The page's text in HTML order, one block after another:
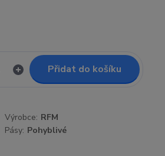
Přidat do košíku
Výrobce: RFM
Pásy: Pohyblivé